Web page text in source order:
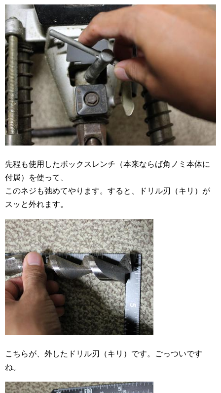
先程も使用したボックスレンチ（本来ならば角ノミ本体に
付属）を使って、
このネジも弛めてやります。すると、ドリル刃（キリ）が
スッと外れます。
こちらが、外したドリル刃（キリ）です。ごっついです
ね。